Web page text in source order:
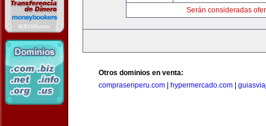
Serán consideradas
Otros dominios en venta:
comprasenperu.com
hypermercado.com